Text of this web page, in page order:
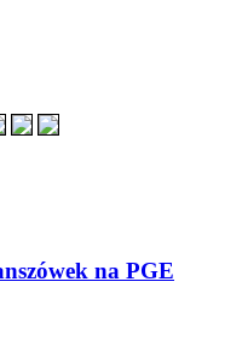
na PGE